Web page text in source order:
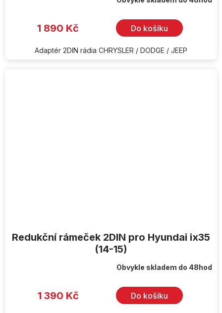
1 890 Kč Do košíku
Adaptér 2DIN rádia CHRYSLER / DODGE / JEEP
Redukční rámeček 2DIN pro Hyundai ix35
(14-15)
Obvykle skladem do 48hod
1 390 Kč Do košíku